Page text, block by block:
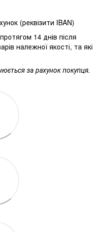
(реквізити IBAN)
14 днів після
належної якості, та які
за рахунок покупця.